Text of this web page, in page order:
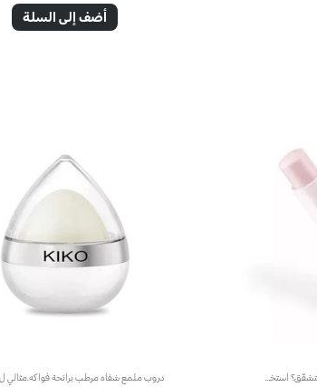
أضف إلى السلة